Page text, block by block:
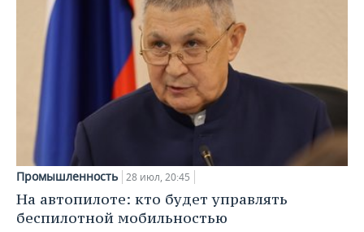
Промышленность 28 июл, 20:45
На автопилоте: кто будет управлять
беспилотной мобильностью